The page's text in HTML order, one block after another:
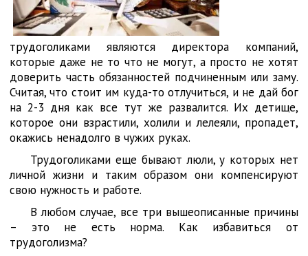
трудоголиками являются директора компаний,
которые даже не то что не могут, а просто не хотят
доверить часть обязанностей подчиненным или заму.
Считая, что стоит им куда-то отлучиться, и не дай бог
на 2-3 дня как все тут же развалится. Их детище,
которое они взрастили, холили и лелеяли, пропадет,
окажись ненадолго в чужих руках.
Трудоголиками еще бывают люли, у которых нет
личной жизни и таким образом они компенсируют
свою нужность и работе.
В любом случае, все три вышеописанные причины
– это не есть норма. Как избавиться от
трудоголизма?